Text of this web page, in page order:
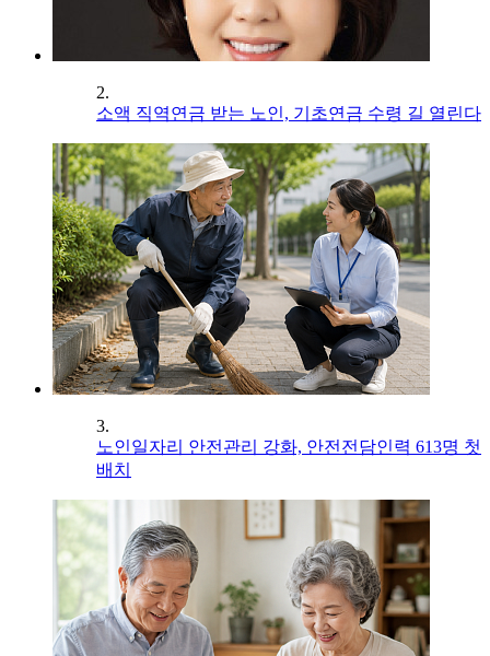
2.
소액 직역연금 받는 노인, 기초연금 수령 길 열린다
3.
노인일자리 안전관리 강화, 안전전담인력 613명 첫
배치